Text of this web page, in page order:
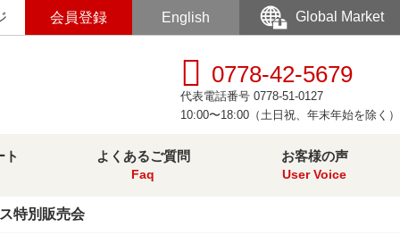
会員登録 English Global Market
0778-42-5679
代表電話番号 0778-51-0127
10:00〜18:00（土日祝、年末年始を除く）
ト よくあるご質問
Faq
お客様の声
User Voice
特別販売会